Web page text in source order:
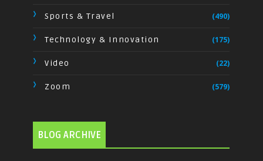
Sports & Travel (490)
Technology & Innovation (175)
Video (22)
Zoom (579)
BLOG ARCHIVE